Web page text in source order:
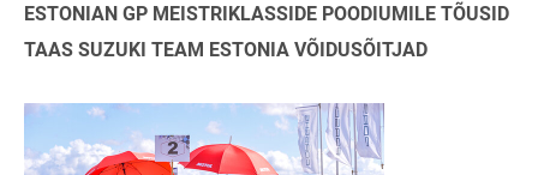
ESTONIAN GP MEISTRIKLASSIDE POODIUMILE TÕUSID
TAAS SUZUKI TEAM ESTONIA VÕIDUSÕITJAD